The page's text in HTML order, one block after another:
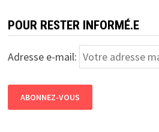
POUR RESTER INFORMÉ.E
Adresse e-mail: